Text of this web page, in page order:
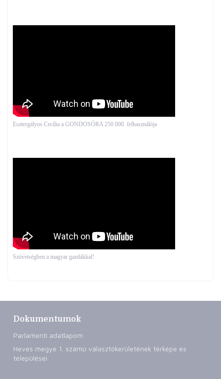
Esztergályos Cecília a GONDOSÓRA 250 000. felhasználója
Szövetségben a magyar gazdákkal!
Dokumentumok
Parlamenti adatlapom
Heves megye 1. számú választókerületének térképe és
települései